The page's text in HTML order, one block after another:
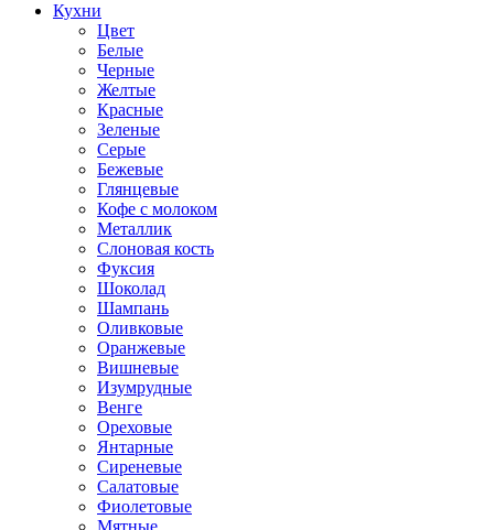
Кухни
Цвет
Белые
Черные
Желтые
Красные
Зеленые
Серые
Бежевые
Глянцевые
Кофе с молоком
Металлик
Слоновая кость
Фуксия
Шоколад
Шампань
Оливковые
Оранжевые
Вишневые
Изумрудные
Венге
Ореховые
Янтарные
Сиреневые
Салатовые
Фиолетовые
Мятные